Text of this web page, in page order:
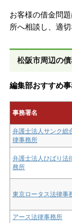
お客様の借金問
所へ相談し、適
松阪市周辺の
編集部おすすめ
事務署名
弁護士法人サンク総
律事務所
弁護士法人ひばり法
務所
東京ロータス法律事
アース法律事務所